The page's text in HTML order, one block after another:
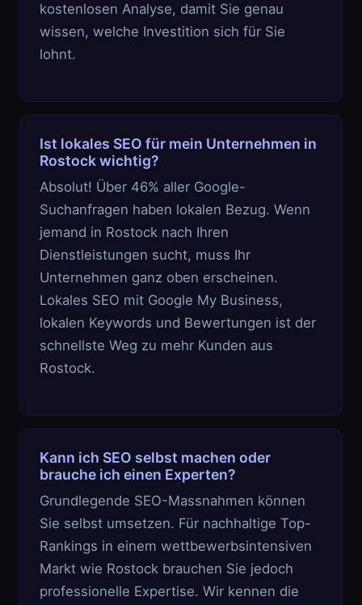
kostenlosen Analyse, damit Sie genau
wissen, welche Investition sich für Sie
lohnt.
Ist lokales SEO für mein Unternehmen in
Rostock wichtig?
Absolut! Über 46% aller Google-
Suchanfragen haben lokalen Bezug. Wenn
jemand in Rostock nach Ihren
Dienstleistungen sucht, muss Ihr
Unternehmen ganz oben erscheinen.
Lokales SEO mit Google My Business,
lokalen Keywords und Bewertungen ist der
schnellste Weg zu mehr Kunden aus
Rostock.
Kann ich SEO selbst machen oder
brauche ich einen Experten?
Grundlegende SEO-Massnahmen können
Sie selbst umsetzen. Für nachhaltige Top-
Rankings in einem wettbewerbsintensiven
Markt wie Rostock brauchen Sie jedoch
professionelle Expertise. Wir kennen die